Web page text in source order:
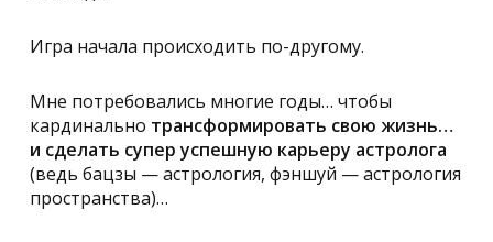
Игра начала происходить по-другому.
Мне потребовались многие годы… чтобы
кардинально трансформировать свою жизнь…
и сделать супер успешную карьеру астролога
(ведь бацзы — астрология, фэншуй — астрология
пространства)…